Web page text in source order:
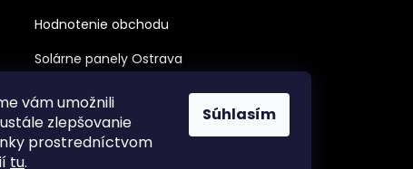
vám umožnili
zlepšovanie
prostredníctvom
tu.
Súhlasím
Hodnotenie obchodu
Solárne panely Ostrava